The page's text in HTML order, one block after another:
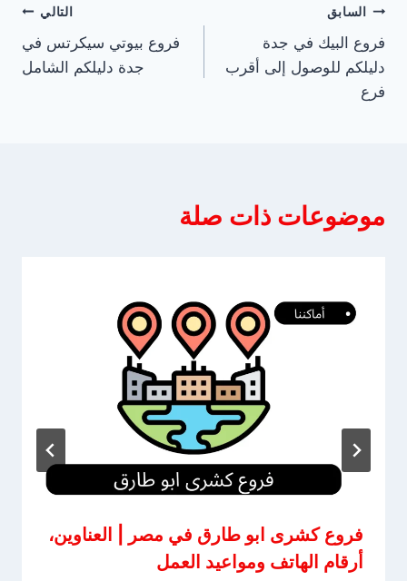
تصفّح
المقالات
السابق
فروع البيك في جدة
دليلكم للوصول إلى أقرب
فرع
التالي
فروع بيوتي سيكرتس في
جدة دليلكم الشامل
موضوعات ذات صلة
فروع كشرى ابو طارق في مصر | العناوين،
أرقام الهاتف ومواعيد العمل